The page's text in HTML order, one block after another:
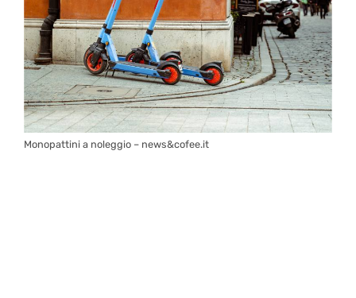
Monopattini a noleggio – news&cofee.it